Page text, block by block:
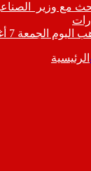
مع وزير
الجمعة 7 أغسطس 2026
الرئيسية